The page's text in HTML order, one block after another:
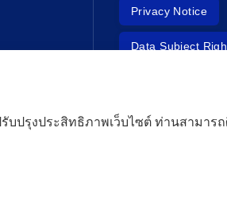
Privacy Notice
Data Subject
รับปรุงประสิทธิภาพเว็บไซต์ ท่านสามา